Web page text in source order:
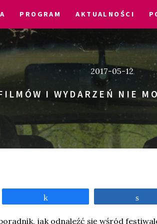
PROGRAM AKTUALNOŚCI
2017-05-12
I WYDARZEŃ NIE
jak odnaleźć się wśród